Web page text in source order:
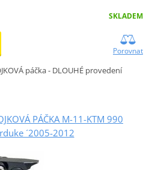
SKLADEM
Porovnat
páčka - DLOUHÉ provedení
PÁČKA M-11-KTM 990
´2005-2012